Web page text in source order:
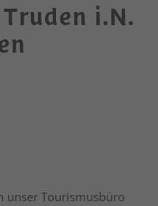
i.N.
unser Tourismusbüro